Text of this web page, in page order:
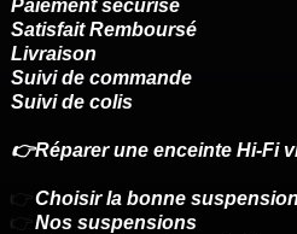
Paiement sécurisé
Satisfait Remboursé
Livraison
Suivi de commande
Suivi de colis
👉Réparer une enceinte Hi-Fi
👉 Choisir la bonne suspension
👉 Nos suspensions